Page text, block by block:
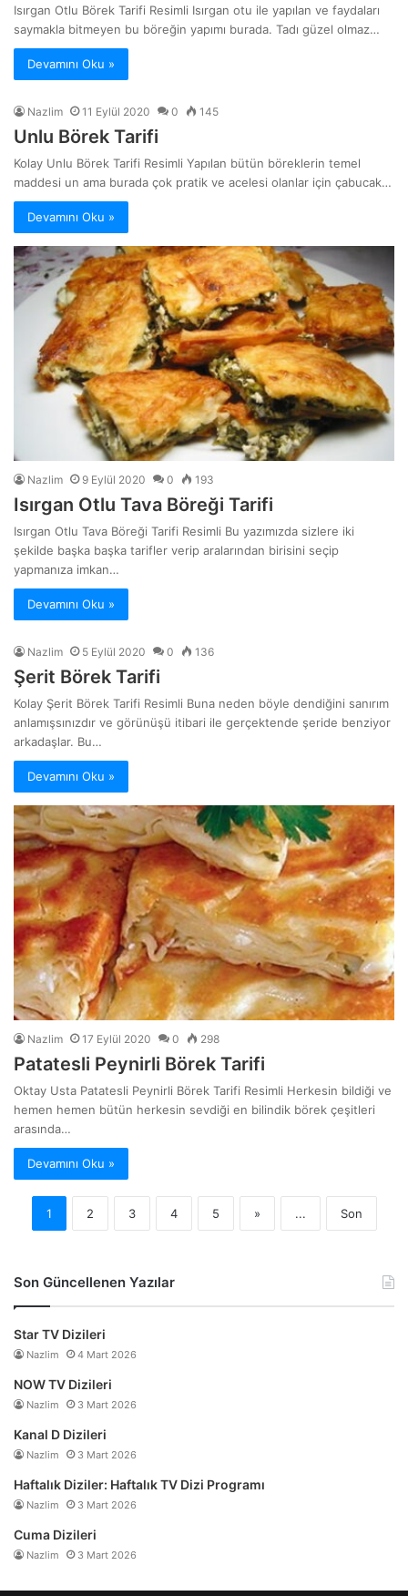
Isırgan Otlu Börek Tarifi Resimli Isırgan otu ile yapılan ve faydaları
saymakla bitmeyen bu böreğin yapımı burada. Tadı güzel olmaz…
Devamını Oku »
Nazlim 11 Eylül 2020 0 145
Unlu Börek Tarifi
Kolay Unlu Börek Tarifi Resimli Yapılan bütün böreklerin temel
maddesi un ama burada çok pratik ve acelesi olanlar için çabucak…
Devamını Oku »
Nazlim 9 Eylül 2020 0 193
Isırgan Otlu Tava Böreği Tarifi
Isırgan Otlu Tava Böreği Tarifi Resimli Bu yazımızda sizlere iki
şekilde başka başka tarifler verip aralarından birisini seçip
yapmanıza imkan…
Devamını Oku »
Nazlim 5 Eylül 2020 0 136
Şerit Börek Tarifi
Kolay Şerit Börek Tarifi Resimli Buna neden böyle dendiğini sanırım
anlamışsınızdır ve görünüşü itibari ile gerçektende şeride benziyor
arkadaşlar. Bu…
Devamını Oku »
Nazlim 17 Eylül 2020 0 298
Patatesli Peynirli Börek Tarifi
Oktay Usta Patatesli Peynirli Börek Tarifi Resimli Herkesin bildiği ve
hemen hemen bütün herkesin sevdiği en bilindik börek çeşitleri
arasında…
Devamını Oku »
1 2 3 4 5 » ... Son
Son Güncellenen Yazılar
Star TV Dizileri
Nazlim 4 Mart 2026
NOW TV Dizileri
Nazlim 3 Mart 2026
Kanal D Dizileri
Nazlim 3 Mart 2026
Haftalık Diziler: Haftalık TV Dizi Programı
Nazlim 3 Mart 2026
Cuma Dizileri
Nazlim 3 Mart 2026